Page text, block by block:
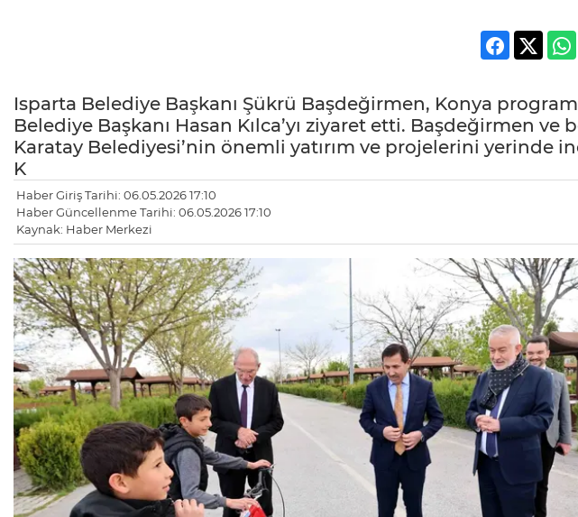
Isparta Belediye Başkanı Şükrü Başdeğirmen, Konya
Belediye Başkanı Hasan Kılca’yı ziyaret etti. Başdeğirmen
Karatay Belediyesi’nin önemli yatırım ve projelerini yerinde
K
Haber Giriş Tarihi: 06.05.2026 17:10
Haber Güncellenme Tarihi: 06.05.2026 17:10
Kaynak: Haber Merkezi